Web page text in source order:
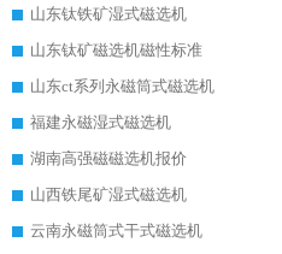
山东钛铁矿湿式磁选机
山东钛矿磁选机磁性标准
山东ct系列永磁筒式磁选机
福建永磁湿式磁选机
湖南高强磁磁选机报价
山西铁尾矿湿式磁选机
云南永磁筒式干式磁选机